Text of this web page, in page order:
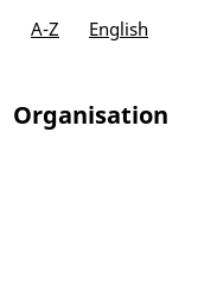
A-Z English
Organisation